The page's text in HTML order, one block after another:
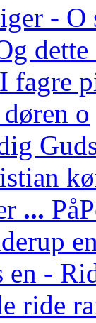
-
fagre
o
... På
en -
ride